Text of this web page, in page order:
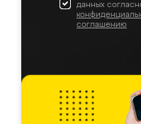
данных
соглашению